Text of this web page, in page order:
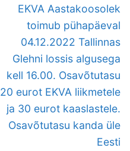
Next
post:
EKVA Aastakoosolek
toimub pühapäeval
04.12.2022 Tallinnas
Glehni lossis algusega
kell 16.00. Osavõtutasu
20 eurot EKVA liikmetele
ja 30 eurot kaaslastele.
Osavõtutasu kanda üle
Eesti